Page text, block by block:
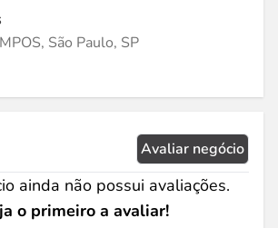
São Paulo, SP
Avaliar negócio
ainda não possui avaliações.
o primeiro a avaliar!